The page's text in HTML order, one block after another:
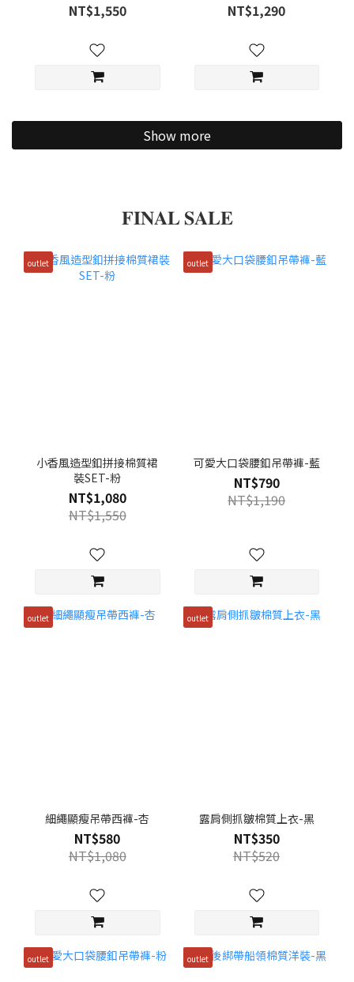
NT$1,550 NT$1,290
Show more
𝐅𝐈𝐍𝐀𝐋 𝐒𝐀𝐋𝐄
outlet
小香風造型釦拼接棉質裙
裝SET-粉
NT$1,080
NT$1,550
outlet
可愛大口袋腰釦吊帶褲-藍
NT$790
NT$1,190
outlet
細繩顯瘦吊帶西褲-杏
NT$580
NT$1,080
outlet
露肩側抓皺棉質上衣-黑
NT$350
NT$520
outlet outlet